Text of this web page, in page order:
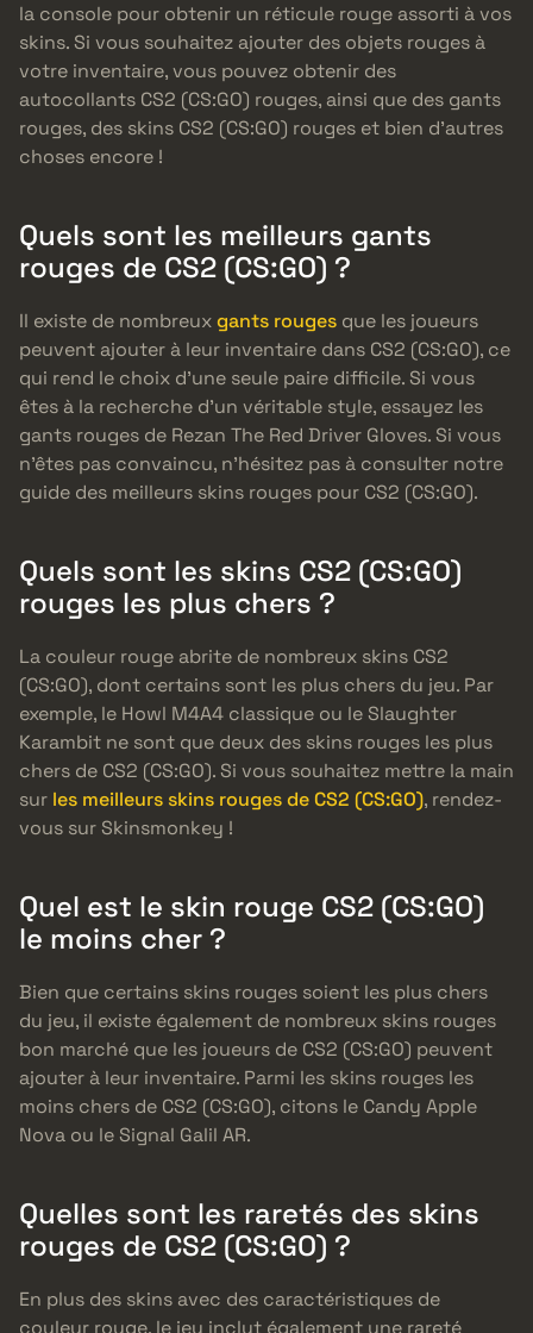
la console pour obtenir un réticule rouge assorti à vos
skins. Si vous souhaitez ajouter des objets rouges à
votre inventaire, vous pouvez obtenir des
autocollants CS2 (CS:GO) rouges, ainsi que des gants
rouges, des skins CS2 (CS:GO) rouges et bien d’autres
choses encore !
Quels sont les meilleurs gants
rouges de CS2 (CS:GO) ?
Il existe de nombreuxgants rouges que les joueurs
peuvent ajouter à leur inventaire dans CS2 (CS:GO), ce
qui rend le choix d’une seule paire difficile. Si vous
êtes à la recherche d’un véritable style, essayez les
gants rouges de Rezan The Red Driver Gloves. Si vous
n’êtes pas convaincu, n’hésitez pas à consulter notre
guide des meilleurs skins rouges pour CS2 (CS:GO).
Quels sont les skins CS2 (CS:GO)
rouges les plus chers ?
La couleur rouge abrite de nombreux skins CS2
(CS:GO), dont certains sont les plus chers du jeu. Par
exemple, le Howl M4A4 classique ou le Slaughter
Karambit ne sont que deux des skins rouges les plus
chers de CS2 (CS:GO). Si vous souhaitez mettre la main
sur les meilleurs skins rouges de CS2 (CS:GO), rendez-
vous sur Skinsmonkey !
Quel est le skin rouge CS2 (CS:GO)
le moins cher ?
Bien que certains skins rouges soient les plus chers
du jeu, il existe également de nombreux skins rouges
bon marché que les joueurs de CS2 (CS:GO) peuvent
ajouter à leur inventaire. Parmi les skins rouges les
moins chers de CS2 (CS:GO), citons le Candy Apple
Nova ou le Signal Galil AR.
Quelles sont les raretés des skins
rouges de CS2 (CS:GO) ?
En plus des skins avec des caractéristiques de
couleur rouge, le jeu inclut également une rareté